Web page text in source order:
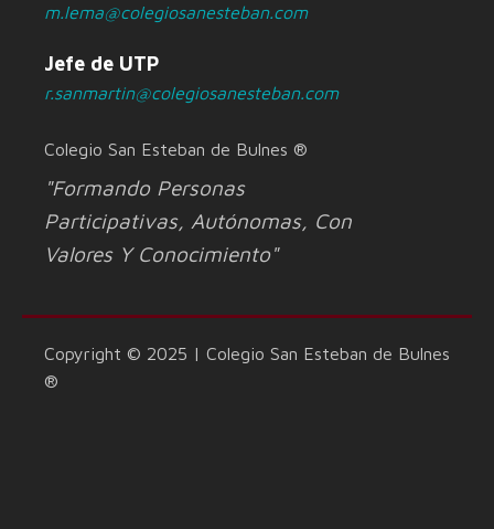
m.lema@colegiosanesteban.com
Jefe de UTP
r.sanmartin@colegiosanesteban.com
Colegio San Esteban de Bulnes ®
"Formando Personas
Participativas, Autónomas, Con
Valores Y Conocimiento"
Copyright © 2025 | Colegio San Esteban de Bulnes
®